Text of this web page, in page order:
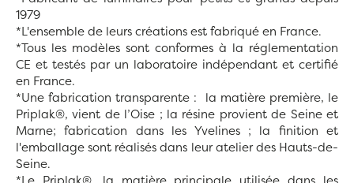
1979
*L'ensemble de leurs créations est fabriqué en France.
*Tous les modèles sont conformes à la réglementation
CE et testés par un laboratoire indépendant et certifié
en France.
*Une fabrication transparente : la matière première, le
Priplak®, vient de l’Oise ; la résine provient de Seine et
Marne; fabrication dans les Yvelines ; la finition et
l'emballage sont réalisés dans leur atelier des Hauts-de-
Seine.